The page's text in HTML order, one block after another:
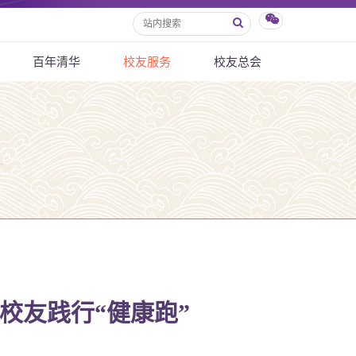
百年清华 校友服务 校友总会
友践行“健康跑”